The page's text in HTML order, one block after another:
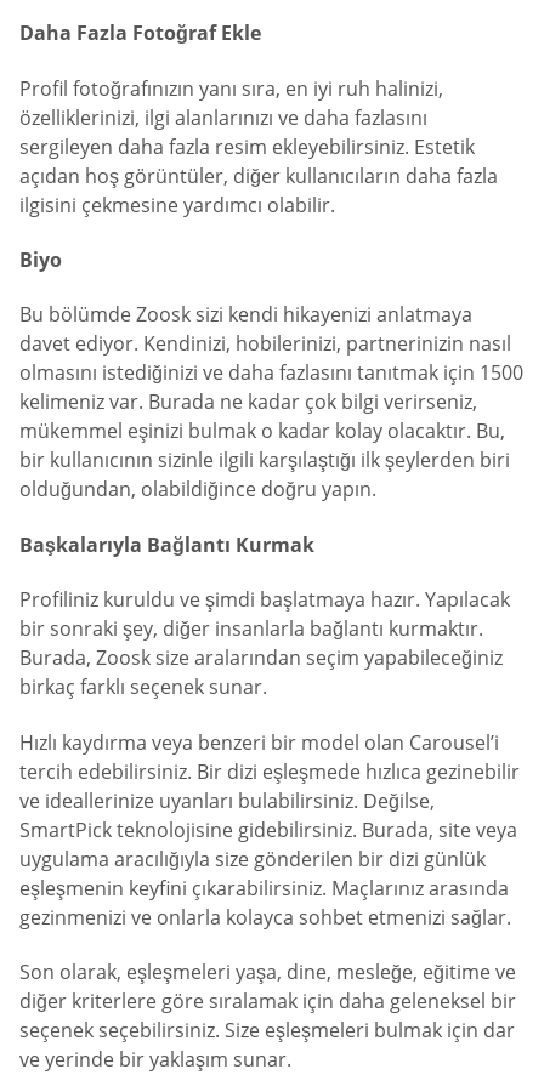
Daha Fazla Fotoğraf Ekle
Profil fotoğrafınızın yanı sıra, en iyi ruh halinizi,
özelliklerinizi, ilgi alanlarınızı ve daha fazlasını
sergileyen daha fazla resim ekleyebilirsiniz. Estetik
açıdan hoş görüntüler, diğer kullanıcıların daha fazla
ilgisini çekmesine yardımcı olabilir.
Biyo
Bu bölümde Zoosk sizi kendi hikayenizi anlatmaya
davet ediyor. Kendinizi, hobilerinizi, partnerinizin nasıl
olmasını istediğinizi ve daha fazlasını tanıtmak için 1500
kelimeniz var. Burada ne kadar çok bilgi verirseniz,
mükemmel eşinizi bulmak o kadar kolay olacaktır. Bu,
bir kullanıcının sizinle ilgili karşılaştığı ilk şeylerden biri
olduğundan, olabildiğince doğru yapın.
Başkalarıyla Bağlantı Kurmak
Profiliniz kuruldu ve şimdi başlatmaya hazır. Yapılacak
bir sonraki şey, diğer insanlarla bağlantı kurmaktır.
Burada, Zoosk size aralarından seçim yapabileceğiniz
birkaç farklı seçenek sunar.
Hızlı kaydırma veya benzeri bir model olan Carousel’i
tercih edebilirsiniz. Bir dizi eşleşmede hızlıca gezinebilir
ve ideallerinize uyanları bulabilirsiniz. Değilse,
SmartPick teknolojisine gidebilirsiniz. Burada, site veya
uygulama aracılığıyla size gönderilen bir dizi günlük
eşleşmenin keyfini çıkarabilirsiniz. Maçlarınız arasında
gezinmenizi ve onlarla kolayca sohbet etmenizi sağlar.
Son olarak, eşleşmeleri yaşa, dine, mesleğe, eğitime ve
diğer kriterlere göre sıralamak için daha geleneksel bir
seçenek seçebilirsiniz. Size eşleşmeleri bulmak için dar
ve yerinde bir yaklaşım sunar.